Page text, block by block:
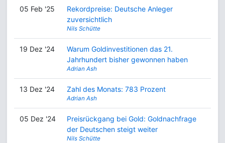
05 Feb '25
Rekordpreise: Deutsche Anleger
zuversichtlich
Nils Schütte
19 Dez '24
Warum Goldinvestitionen das 21.
Jahrhundert bisher gewonnen haben
Adrian Ash
13 Dez '24 Zahl des Monats: 783 Prozent
Adrian Ash
05 Dez '24
Preisrückgang bei Gold: Goldnachfrage
der Deutschen steigt weiter
Nils Schütte